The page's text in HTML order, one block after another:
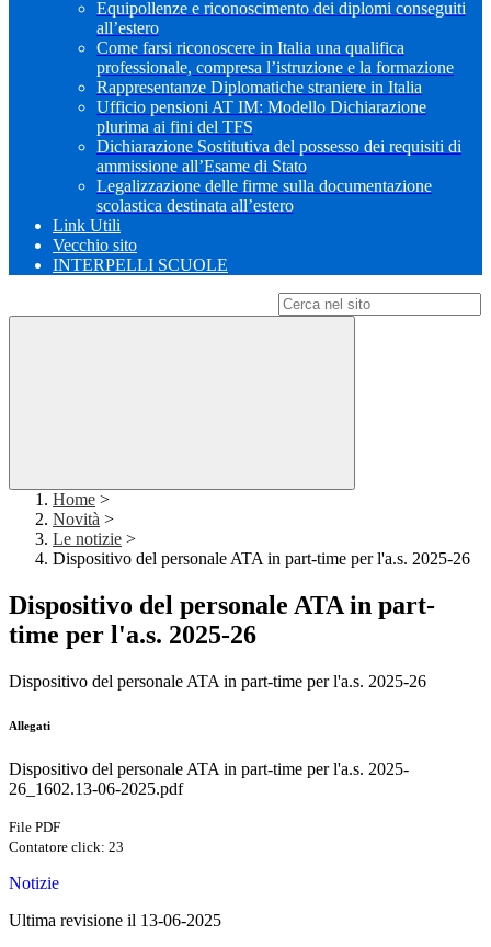
Equipollenze e riconoscimento dei diplomi conseguiti
all’estero
Come farsi riconoscere in Italia una qualifica
professionale, compresa l’istruzione e la formazione
Rappresentanze Diplomatiche straniere in Italia
Ufficio pensioni AT IM: Modello Dichiarazione
plurima ai fini del TFS
Dichiarazione Sostitutiva del possesso dei requisiti di
ammissione all’Esame di Stato
Legalizzazione delle firme sulla documentazione
scolastica destinata all’estero
Link Utili
Vecchio sito
INTERPELLI SCUOLE
Home >
Novità >
Le notizie >
Dispositivo del personale ATA in part-time per l'a.s. 2025-26
Dispositivo del personale ATA in part-
time per l'a.s. 2025-26
Dispositivo del personale ATA in part-time per l'a.s. 2025-26
Allegati
Dispositivo del personale ATA in part-time per l'a.s. 2025-
26_1602.13-06-2025.pdf
File PDF
Contatore click: 23
Notizie
Ultima revisione il 13-06-2025